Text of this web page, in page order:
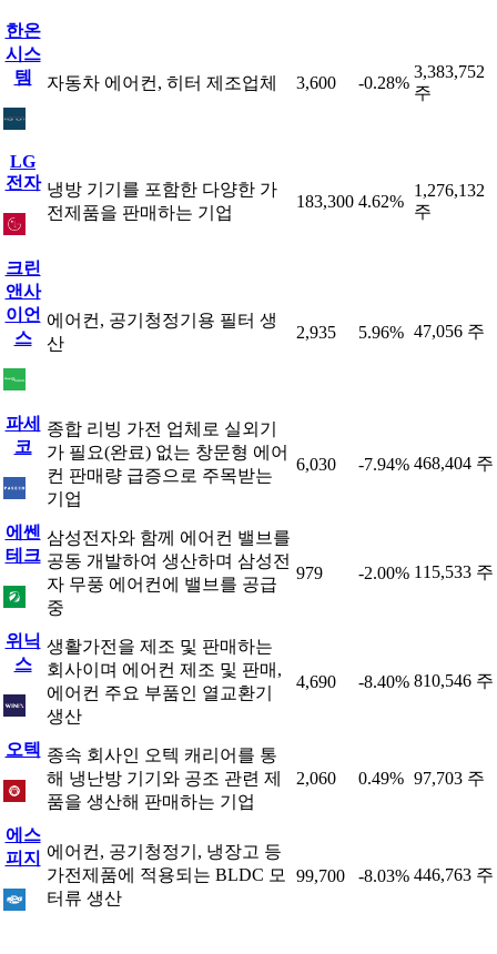
한온
시스
템
자동차 에어컨, 히터 제조업체 3,600 -0.28%
3,383,752
주
LG
전자 냉방 기기를 포함한 다양한 가
전제품을 판매하는 기업
183,300 4.62%
1,276,132
주
크린
앤사
이언
스
에어컨, 공기청정기용 필터 생
산
2,935 5.96% 47,056 주
파세
코
종합 리빙 가전 업체로 실외기
가 필요(완료) 없는 창문형 에어
컨 판매량 급증으로 주목받는
기업
6,030 -7.94% 468,404 주
에쎈
테크
삼성전자와 함께 에어컨 밸브를
공동 개발하여 생산하며 삼성전
자 무풍 에어컨에 밸브를 공급
중
979 -2.00% 115,533 주
위닉
스
생활가전을 제조 및 판매하는
회사이며 에어컨 제조 및 판매,
에어컨 주요 부품인 열교환기
생산
4,690 -8.40% 810,546 주
오텍 종속 회사인 오텍 캐리어를 통
해 냉난방 기기와 공조 관련 제
품을 생산해 판매하는 기업
2,060 0.49% 97,703 주
에스
피지
에어컨, 공기청정기, 냉장고 등
가전제품에 적용되는 BLDC 모
터류 생산
99,700 -8.03% 446,763 주